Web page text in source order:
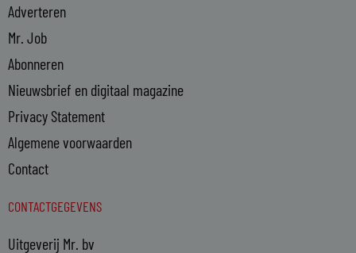
Adverteren
Mr. Job
Abonneren
Nieuwsbrief en digitaal magazine
Privacy Statement
Algemene voorwaarden
Contact
CONTACTGEGEVENS
Uitgeverij Mr. bv